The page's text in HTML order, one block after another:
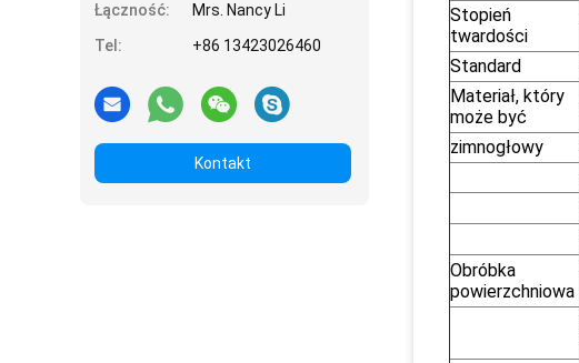
Łączność:
Mrs. Nancy Li
Tel:
+86 13423026460
Kontakt
Stopień
twardości
Standard
Materiał, który
może być
zimnogłowy
Obróbka
powierzchniowa